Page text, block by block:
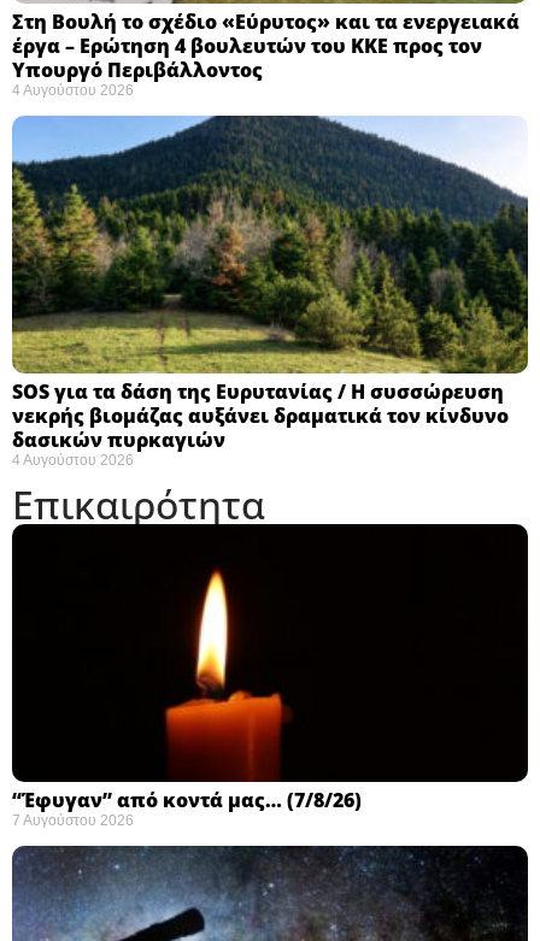
Στη Βουλή το σχέδιο «Εύρυτος» και τα ενεργειακά
έργα – Ερώτηση 4 βουλευτών του ΚΚΕ προς τον
Υπουργό Περιβάλλοντος
4 Αυγούστου 2026
SOS για τα δάση της Ευρυτανίας / Η συσσώρευση
νεκρής βιομάζας αυξάνει δραματικά τον κίνδυνο
δασικών πυρκαγιών
4 Αυγούστου 2026
Επικαιρότητα
“Έφυγαν” από κοντά μας… (7/8/26)
7 Αυγούστου 2026